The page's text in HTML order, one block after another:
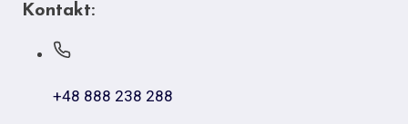
Kontakt:
+48 888 238 288